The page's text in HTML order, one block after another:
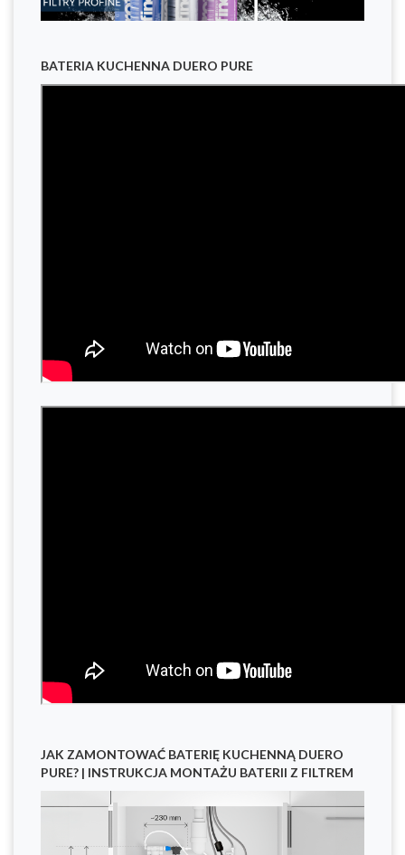
BATERIA KUCHENNA DUERO PURE
JAK ZAMONTOWAĆ BATERIĘ KUCHENNĄ DUERO
PURE? | INSTRUKCJA MONTAŻU BATERII Z FILTREM